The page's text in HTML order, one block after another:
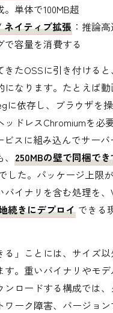
単体で100MB超
イティブ拡張 ：推論
で容量を消費する
きたOSSに引き付ける
になります。たとえば
に依存し、ブラウザを
ッドレスChromiumを必
ビスに組み込んでサー
250MBの壁で同梱で
した。パッケージ上限
バイナリを含む処理を
続きにデプロイ できる
る」ことには、サイズ
す。重いバイナリやモ
ンロードする構成では
ーク障害、バージョン